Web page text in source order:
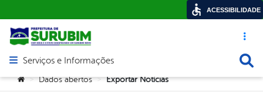
Acesso
Abrir menu principal de navegação
Serviços e Informações
Você está aqui:
> Dados abertos > Exportar Notícias
ACESSIBILIDADE